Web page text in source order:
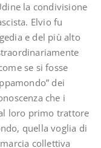
la condivisione
Elvio fu
e del più alto
se si fosse
dei
che i
loro primo trattore
quella voglia di
collettiva